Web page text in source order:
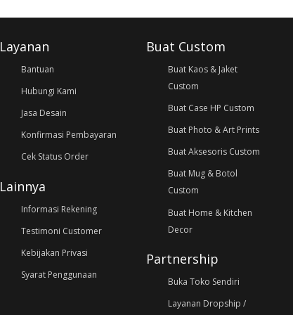
Layanan
Bantuan
Hubungi Kami
Jasa Desain
Konfirmasi Pembayaran
Cek Status Order
Lainnya
Informasi Rekening
Testimoni Customer
Kebijakan Privasi
Syarat Penggunaan
Buat Custom
Buat Kaos & Jaket
Custom
Buat Case HP Custom
Buat Photo & Art Prints
Buat Aksesoris Custom
Buat Mug & Botol
Custom
Buat Home & Kitchen
Decor
Partnership
Buka Toko Sendiri
Layanan Dropship /